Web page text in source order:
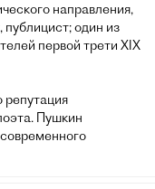
направления,
публицист; один из
первой трети XIX
Пушкин